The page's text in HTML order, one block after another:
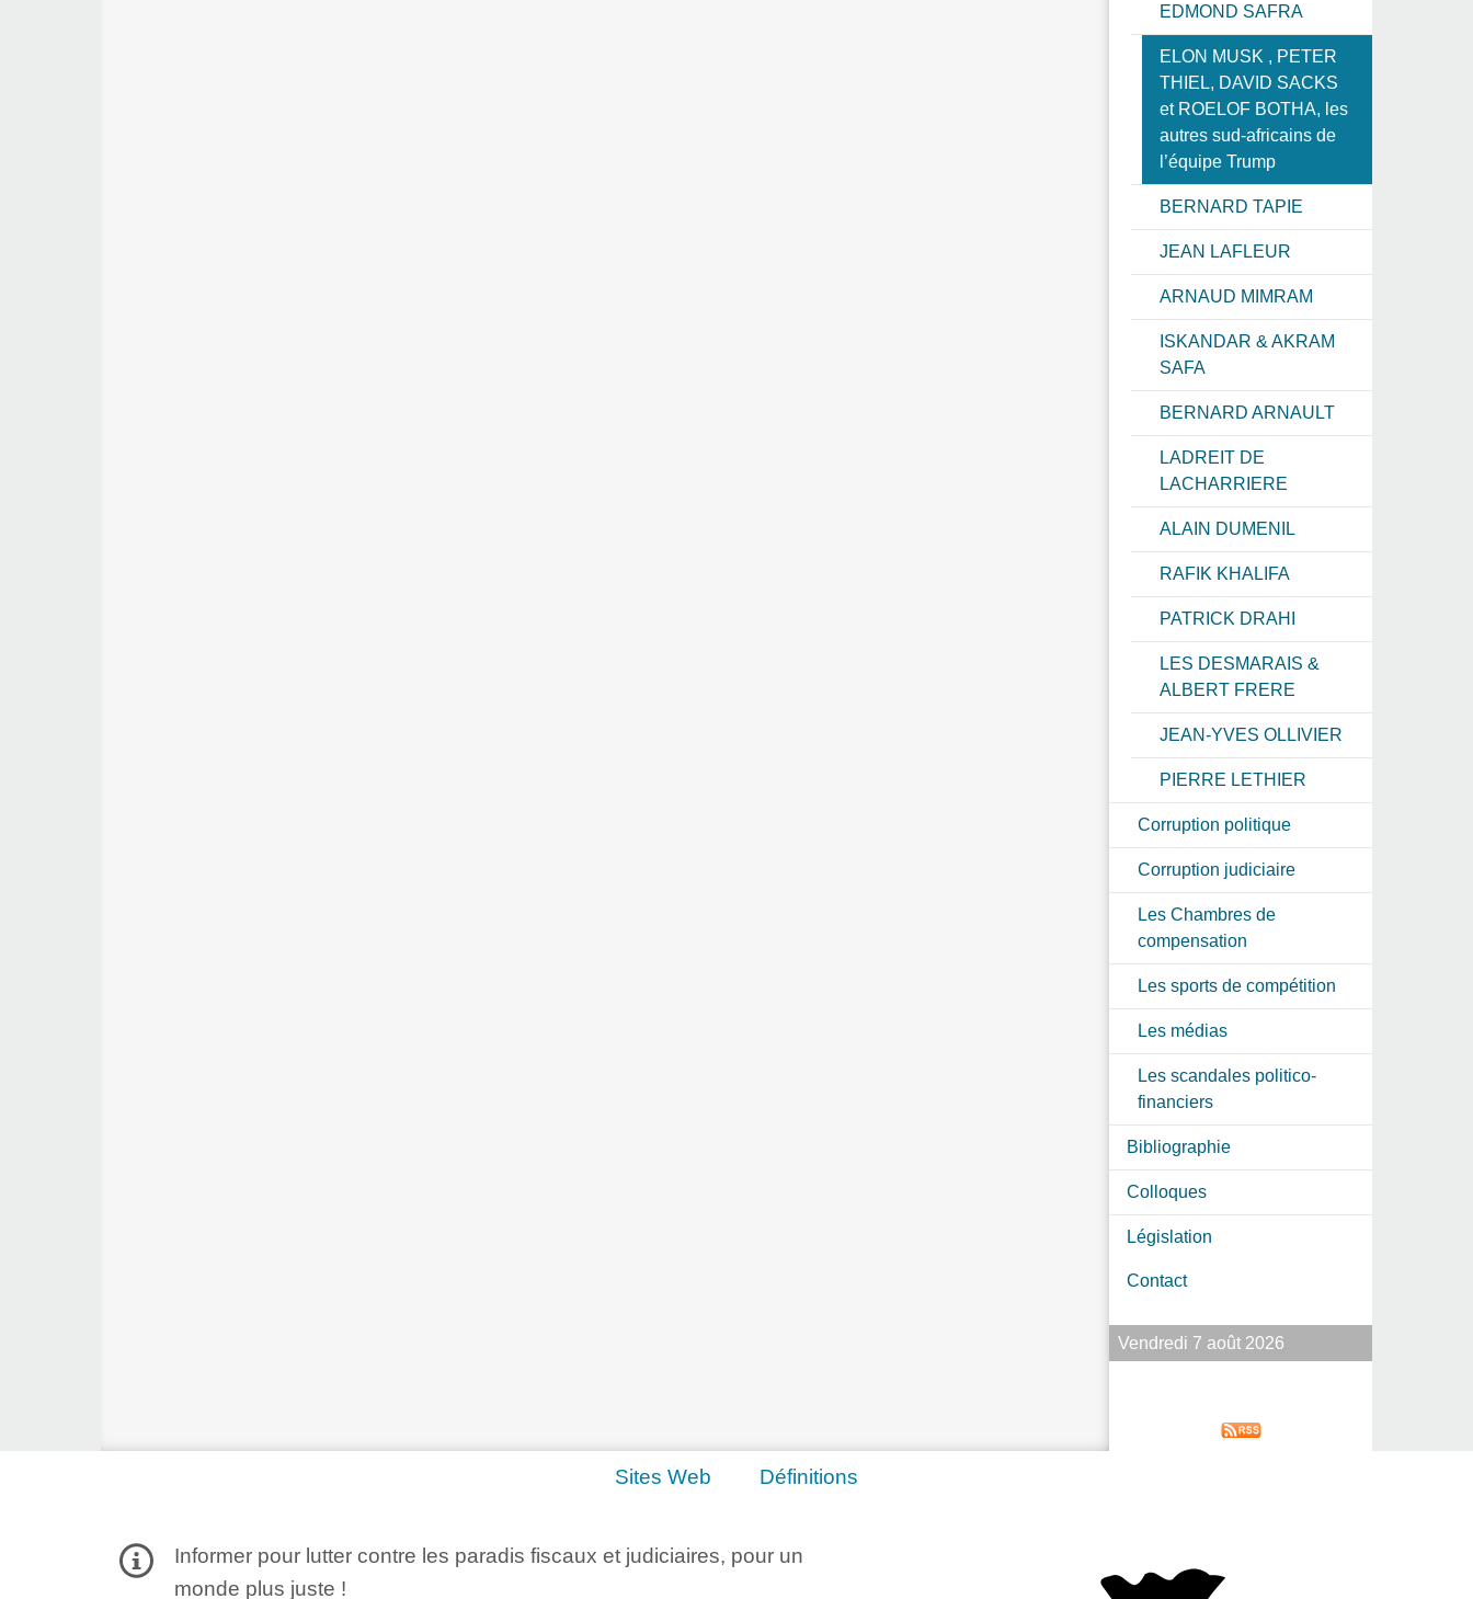
EDMOND SAFRA
ELON MUSK , PETER
THIEL, DAVID SACKS
et ROELOF BOTHA, les
autres sud-africains de
l’équipe Trump
BERNARD TAPIE
JEAN LAFLEUR
ARNAUD MIMRAM
ISKANDAR & AKRAM
SAFA
BERNARD ARNAULT
LADREIT DE
LACHARRIERE
ALAIN DUMENIL
RAFIK KHALIFA
PATRICK DRAHI
LES DESMARAIS &
ALBERT FRERE
JEAN-YVES OLLIVIER
PIERRE LETHIER
Corruption politique
Corruption judiciaire
Les Chambres de
compensation
Les sports de compétition
Les médias
Les scandales politico-
financiers
Bibliographie
Colloques
Législation
Contact
Vendredi 7 août 2026
Sites Web Définitions
Informer pour lutter contre les paradis fiscaux et judiciaires, pour un
monde plus juste !